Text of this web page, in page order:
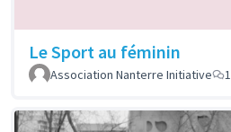
Le Sport au féminin
Association Nanterre Initiative
1